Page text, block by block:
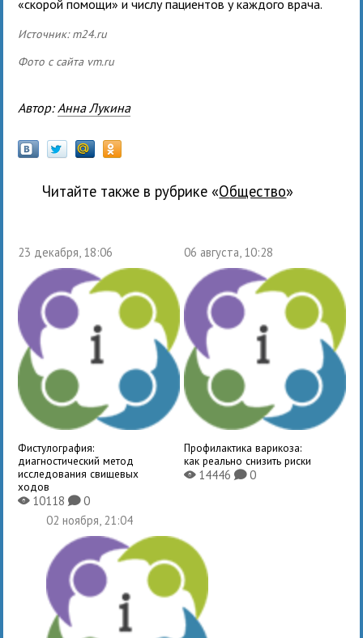
«скорой помощи» и числу пациентов у каждого врача.
Источник: m24.ru
Фото с сайта vm.ru
Автор: Анна Лукина
Читайте также в рубрике « общество»
23 декабря, 18:06
Фистулография:
диагностический метод
исследования свищевых
ходов
X10118K0
06 августа, 10:28
Профилактика варикоза:
как реально снизить риски
X14446 K0
02 ноября, 21:04